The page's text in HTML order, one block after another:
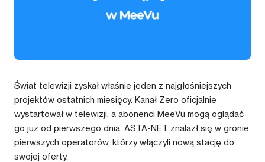
Świat telewizji zyskał właśnie jeden z najgłośniejszych
projektów ostatnich miesięcy. Kanał Zero oficjalnie
wystartował w telewizji, a abonenci MeeVu mogą oglądać
go już od pierwszego dnia. ASTA-NET znalazł się w gronie
pierwszych operatorów, którzy włączyli nową stację do
swojej oferty.